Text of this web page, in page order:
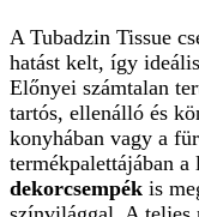
A Tubadzin Tissue
hatást kelt, így
Előnyei számtalan
tartós, ellenálló és
konyhában vagy a
termékpalettájában
dekorcsempék is